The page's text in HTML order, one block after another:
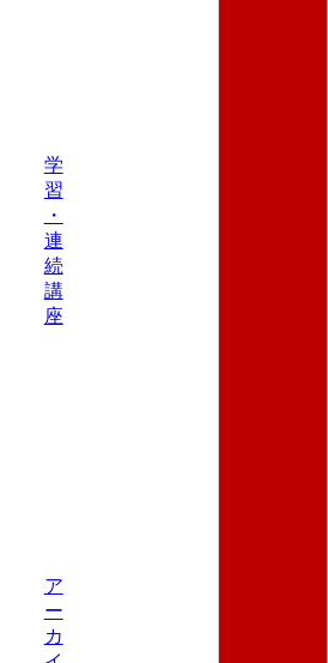
学
習
・
連
続
講
座
ア
ー
カ